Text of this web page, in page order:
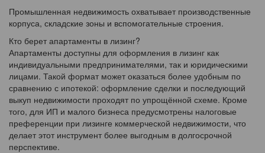
Промышленная недвижимость охватывает производственные
корпуса, складские зоны и вспомогательные строения.
Кто берет апартаменты в лизинг?
Апартаменты доступны для оформления в лизинг как
индивидуальными предпринимателями, так и юридическими
лицами. Такой формат может оказаться более удобным по
сравнению с ипотекой: оформление сделки и последующий
выкуп недвижимости проходят по упрощённой схеме. Кроме
того, для ИП и малого бизнеса предусмотрены налоговые
преференции при лизинге коммерческой недвижимости, что
делает этот инструмент более выгодным в долгосрочной
перспективе.